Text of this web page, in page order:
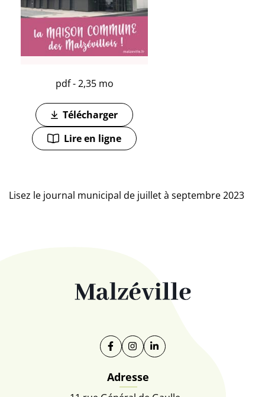
pdf - 2,35 mo
Télécharger
(ouverture dans un nouvel onglet)
Lire en ligne
Lisez le journal municipal de juillet à septembre 2023
Facebook
(ouverture dans un nouvel onglet)
Instagram
(ouverture dans un nouvel
Linkedin
(ouverture dans un
Adresse